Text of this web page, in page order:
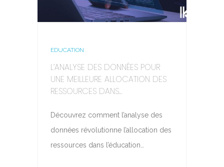
EDUCATION
L’ANALYSE DES DONNÉES POUR
UNE MEILLEURE ALLOCATION DES
RESSOURCES DANS...
Découvrez comment l’analyse des
données révolutionne l’allocation des
ressources dans l’éducation…